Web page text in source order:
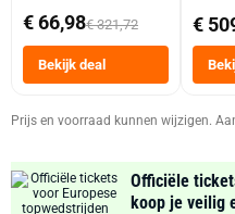
abonnement
€ 66,98€ 321,72
Bekijk deal
€
Prijs en voorraad kunnen wijzigen.
Officiële
koop je veilig